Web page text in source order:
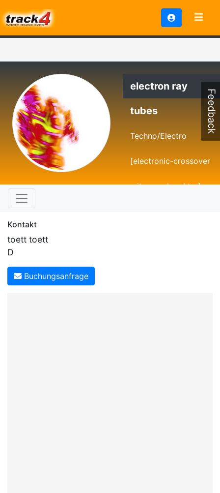
electron ray
tubes
Techno/Electro
[electronic-crossover
mit songcharakter]
Kontakt
toett toett
D
Buchungsanfrage
Feedback